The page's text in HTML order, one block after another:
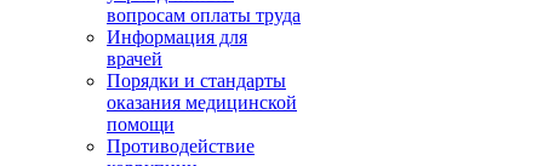
вопросам оплаты труда
Информация для
врачей
Порядки и стандарты
оказания медицинской
помощи
Противодействие